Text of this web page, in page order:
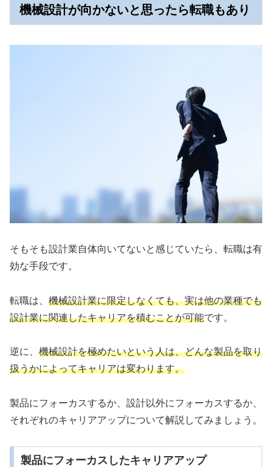
機械設計が向かないと思ったら転職もあり
そもそも設計業自体向いてないと感じていたら、転職は有
効な手段です。
転職は、 機械設計業に限定しなくても、実は他の業種でも
設計業に関連したキャリアを積むことが可能です。
逆に、 機械設計を極めたいという人は、どんな製品を取り
扱うかによってキャリアは変わります。
製品にフォーカスするか、設計以外にフォーカスするか、
それぞれのキャリアアップについて解説してみましょう。
製品にフォーカスしたキャリアアップ